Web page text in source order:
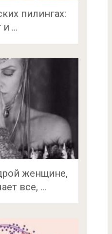
пилингах:
и …
женщине,
все, …